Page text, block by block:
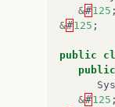
&#125 ;
&#125 ;
public
public
&#125 ;